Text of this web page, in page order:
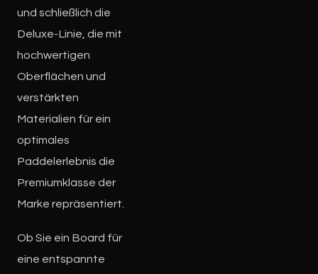
und schließlich die
Deluxe-Linie, die mit
hochwertigen
Oberflächen und
verstärkten
Materialien für ein
optimales
Paddelerlebnis die
Premiumklasse der
Marke repräsentiert.
Ob Sie ein Board für
eine entspannte